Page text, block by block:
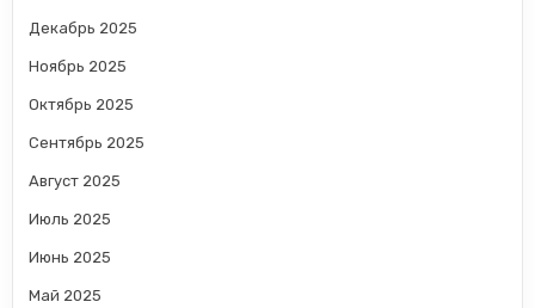
Декабрь 2025
Ноябрь 2025
Октябрь 2025
Сентябрь 2025
Август 2025
Июль 2025
Июнь 2025
Май 2025